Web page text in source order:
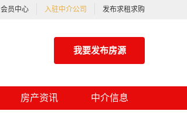
会员中心 入驻中介公司 发布求租求购
我要发布房源
房产资讯 中介信息